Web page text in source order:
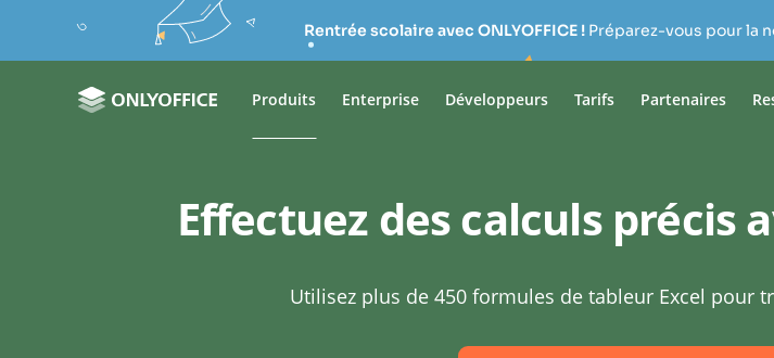
Rentrée scolaire avec ONLYOFFICE !Préparez-vous pour la
Produits Enterprise Développeurs Tarifs Partenaires
Effectuez des calculs précis
Utilisez plus de 450 formules de tableur Excel pour